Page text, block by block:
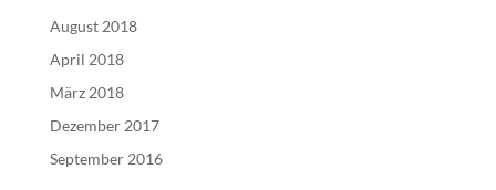
August 2018
April 2018
März 2018
Dezember 2017
September 2016